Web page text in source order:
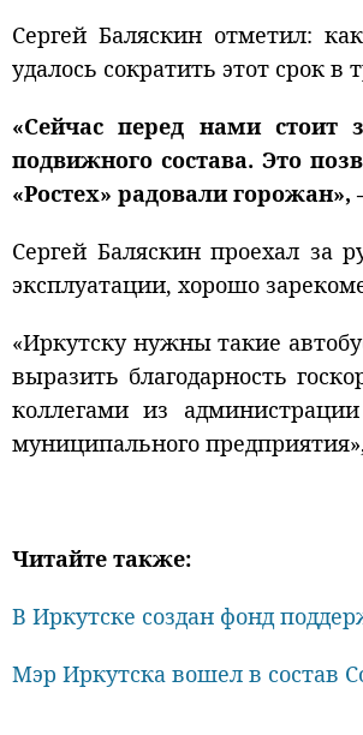
Сергей Баляскин отметил:
удалось сократить этот срок
«Сейчас перед нами стоит
подвижного состава. Это
«Ростех» радовали горожан»,
Сергей Баляскин проехал за
эксплуатации, хорошо
«Иркутску нужны такие
выразить благодарность
коллегами из
муниципального
Читайте также:
В Иркутске создан фонд
Мэр Иркутска вошел в состав